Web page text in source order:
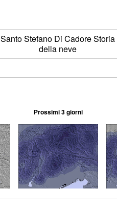
Santo Stefano Di Cadore Storia
della neve
Prossimi 3 giorni